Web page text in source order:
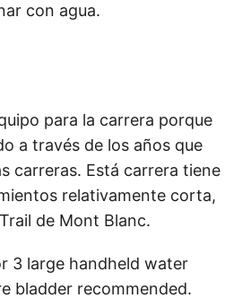
con agua.
para la carrera porque
a través de los años que
carreras. Está carrera tiene
relativamente corta,
de Mont Blanc.
3 large handheld water
bladder recommended.